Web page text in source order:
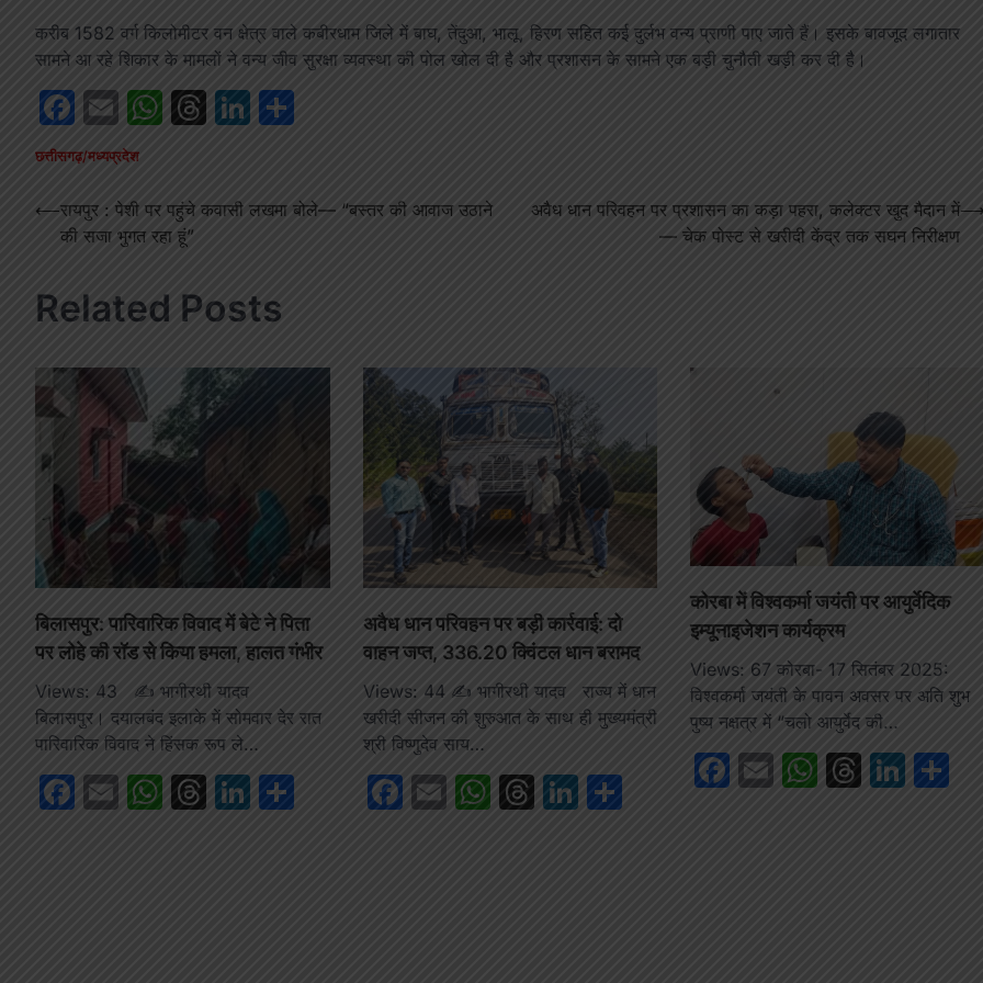
करीब 1582 वर्ग किलोमीटर वन क्षेत्र वाले कबीरधाम जिले में बाघ, तेंदुआ, भालू, हिरण सहित कई दुर्लभ वन्य प्राणी पाए जाते हैं। इसके बावजूद लगातार
सामने आ रहे शिकार के मामलों ने वन्य जीव सुरक्षा व्यवस्था की पोल खोल दी है और प्रशासन के सामने एक बड़ी चुनौती खड़ी कर दी है।
Facebook
EmailWhatsApp
Threads
LinkedIn
छत्तीसगढ़/मध्यप्रदेश
Post
navigation
⟵रायपुर : पेशी पर पहुंचे कवासी लखमा बोले— “बस्तर की आवाज उठाने
की सजा भुगत रहा हूं”
अवैध धान परिवहन पर प्रशासन का कड़ा पहरा, कलेक्टर खुद मैदान में
— चेक पोस्ट से खरीदी केंद्र तक सघन निरीक्षण
Related Posts
बिलासपुर: पारिवारिक विवाद में बेटे ने पिता
पर लोहे की रॉड से किया हमला, हालत गंभीर
Views: 43 ✍️ भागीरथी यादव
बिलासपुर। दयालबंद इलाके में सोमवार देर रात
पारिवारिक विवाद ने हिंसक रूप ले…
Facebook
EmailWhatsApp
Threads
LinkedIn
Share
अवैध धान परिवहन पर बड़ी कार्रवाई: दो
वाहन जप्त, 336.20 क्विंटल धान बरामद
Views: 44 ✍️ भागीरथी यादव राज्य में धान
खरीदी सीजन की शुरुआत के साथ ही मुख्यमंत्री
श्री विष्णुदेव साय…
Facebook
Email
WhatsApp
Threads
LinkedIn
Share
कोरबा में विश्वकर्मा जयंती पर आयुर्वेदिक
इम्यूनाइजेशन कार्यक्रम
Views: 67 कोरबा- 17 सितंबर 2025:
विश्वकर्मा जयंती के पावन अवसर पर अति शुभ
पुष्य नक्षत्र में “चलो आयुर्वेद की…
Facebook
Email